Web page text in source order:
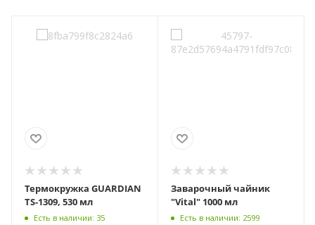
Заварочный чайник
"Vital" 1000 мл
Есть в наличии: 2599
Термокружка GUARDIAN
TS-1309, 530 мл
Есть в наличии: 35